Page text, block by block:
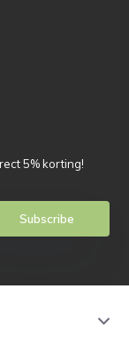
5% korting!
Subscribe